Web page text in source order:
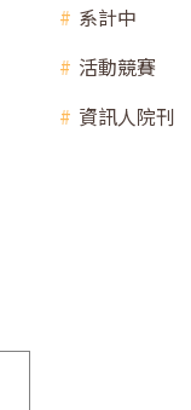
系計中
活動競賽
資訊人院刊